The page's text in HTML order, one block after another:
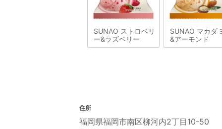
SUNAO ストロベリ
ー&ラズベリー
SUNAO マカダ
&アーモンド
住所
福岡県福岡市南区柳河内2丁目10-50